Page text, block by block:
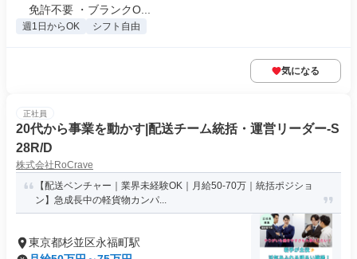
免許不要 ・ブランクO...
週1日からOK シフト自由
気になる
正社員
20代から事業を動かす|配送チーム統括・運営リーダー-S
28R/D
株式会社RoCrave
【配送ベンチャー｜業界未経験OK｜月給50-70万｜統括ポジショ
ン】急成長中の軽貨物カンパ...
東京都杉並区永福町駅